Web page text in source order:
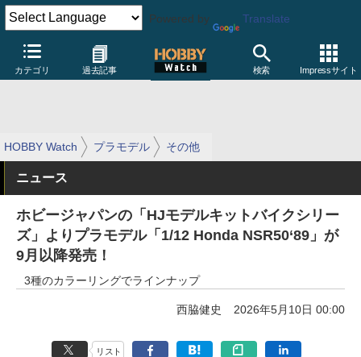
Powered by Translate
カテゴリ 過去記事 検索 Impressサイト
HOBBY Watch プラモデル その他
ニュース
ホビージャパンの「HJモデルキットバイクシリー
ズ」よりプラモデル「1/12 Honda NSR50‘89」が
9月以降発売！
3種のカラーリングでラインナップ
西脇健史 2026年5月10日 00:00
リスト